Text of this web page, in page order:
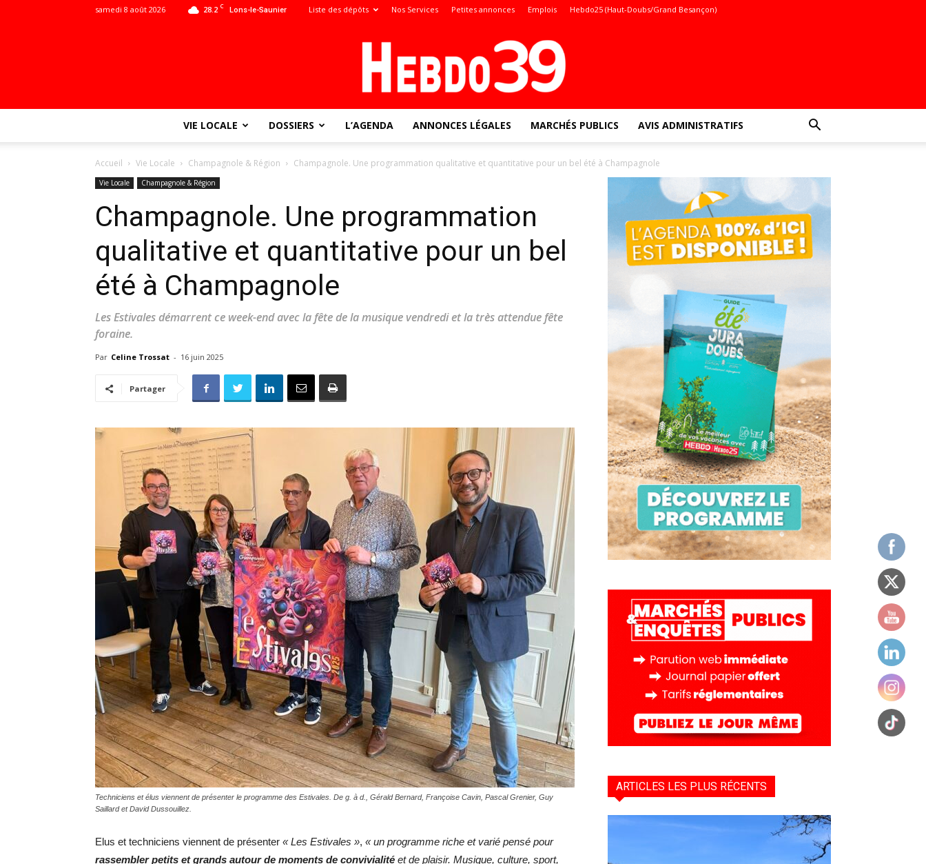
28.2 C Lons-le-Saunier
samedi 8 août 2026 Liste des dépôts Nos Services Petites annonces Emplois Hebdo25 (Haut-Doubs/Grand Besançon)
toute
locale
–
Hebdo39
VIE LOCALE DOSSIERS L’AGENDA ANNONCES LÉGALES MARCHÉS PUBLICS AVIS ADMINISTRATIFS
Accueil Vie Locale Champagnole & Région Champagnole. Une programmation qualitative et quantitative pour un bel été à Champagnole
Vie Locale Champagnole & Région
Champagnole. Une programmation
qualitative et quantitative pour un bel
été à Champagnole
Les Estivales démarrent ce week-end avec la fête de la musique vendredi et la très attendue fête
foraine.
Par Celine Trossat - 16 juin 2025
Partager
Techniciens et élus viennent de présenter le programme des Estivales. De g. à d., Gérald Bernard, Françoise Cavin, Pascal Grenier, Guy
Saillard et David Dussouillez.
Elus et techniciens viennent de présenter « Les Estivales », « un programme riche et varié pensé pour
rassembler petits et grands autour de moments de convivialité et de plaisir. Musique, culture, sport,
ARTICLES LES PLUS RÉCENTS